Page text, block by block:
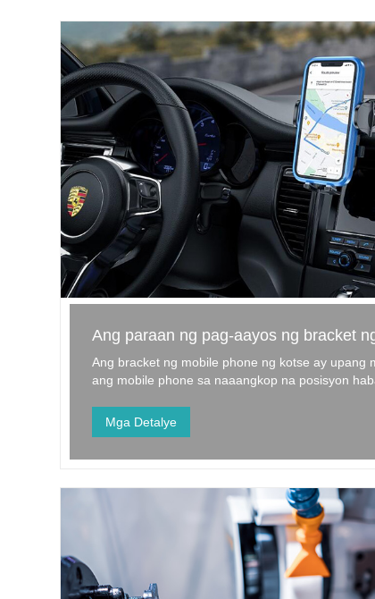
Ang paraan ng pag-aayos ng bracket
Ang bracket ng mobile phone ng kotse ay upang
ang mobile phone sa naaangkop na posisyon
ang mga pangunahing kinakailangan.
Mga Detalye